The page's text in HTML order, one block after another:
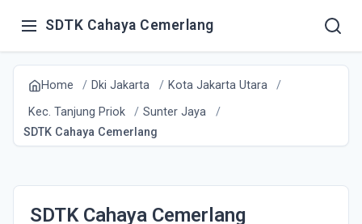
SDTK Cahaya Cemerlang
Home Dki Jakarta
Kota Jakarta Utara
Kec. Tanjung Priok
Sunter Jaya
SDTK Cahaya Cemerlang
SDTK Cahaya Cemerlang